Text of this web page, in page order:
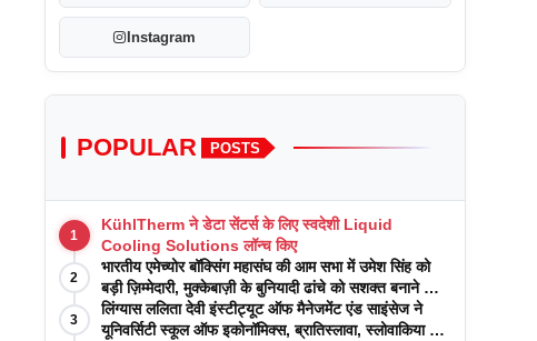
Instagram
POPULAR POSTS
1
KühlTherm ने डेटा सेंटर्स के लिए स्वदेशी Liquid
Cooling Solutions लॉन्च किए
2
भारतीय एमेच्योर बॉक्सिंग महासंघ की आम सभा में उमेश सिंह को
बड़ी ज़िम्मेदारी, मुक्केबाज़ी के बुनियादी ढांचे को सशक्त बनाने का
वादा
3
लिंग्यास ललिता देवी इंस्टीट्यूट ऑफ मैनेजमेंट एंड साइंसेज ने
यूनिवर्सिटी स्कूल ऑफ इकोनॉमिक्स, ब्रातिस्लावा, स्लोवाकिया के